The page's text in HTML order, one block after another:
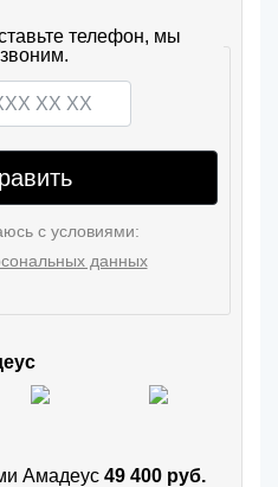
телефон, мы
с условиями:
данных
Амадеус 49 400 руб.